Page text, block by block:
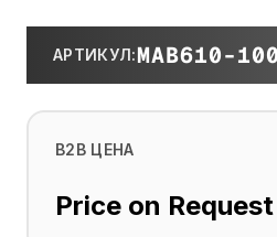
АРТИКУЛ:MAB610-100
B2B ЦЕНА
Price on Request